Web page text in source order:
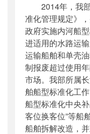
2014年，我
准化管理规定》
政府实施内河船
进适用的水路运
运输船舶和单壳
制报废超过使用
市场。我部所属
舶船型标准化工
船型标准化中央
客位换客位”等船
船舶拆解改造，